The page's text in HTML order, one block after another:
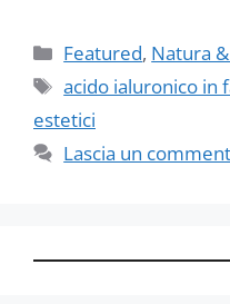
Categorie
Featured, Natura
Tag
acido ialuronico in
estetici
Lascia un